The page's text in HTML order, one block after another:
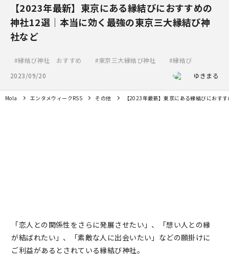
【2023年最新】東京にある縁結びにおすすめの
神社12選｜本当に効く最強の東京三大縁結び神
社など
縁結び神社 おすすめ 東京三大縁結び神社
縁結び
2023/09/20
ゆきまる
Mola エンタメウィークRSS その他 【2023年最新】東京にある縁結びにおす
「恋人との関係性をさらに発展させたい」、「想い人との縁
が結ばれたい」、「素敵な人に出会いたい」などの願掛けに
ご利益があるとされている縁結び神社。